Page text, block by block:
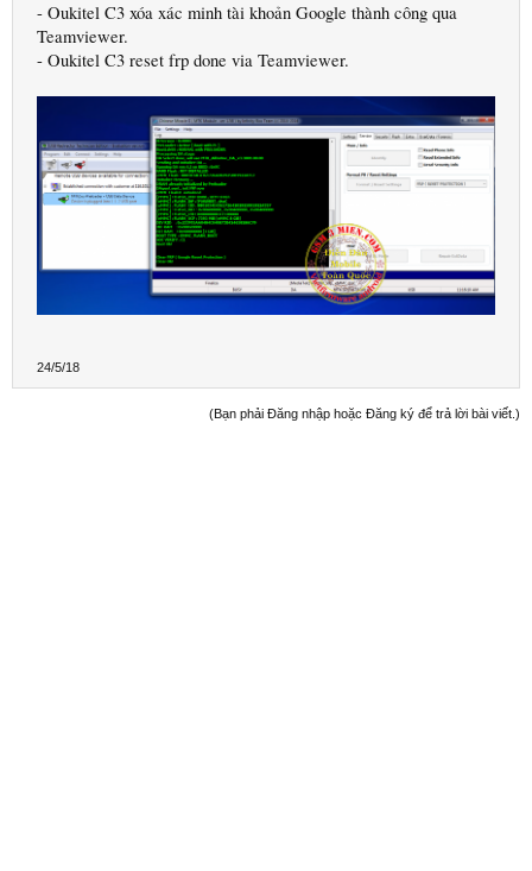
- Oukitel C3 xóa xác minh tài khoản Google thành công qua
Teamviewer.
- Oukitel C3 reset frp done via Teamviewer.
24/5/18
(Bạn phải Đăng nhập hoặc Đăng ký để trả lời bài viết.)